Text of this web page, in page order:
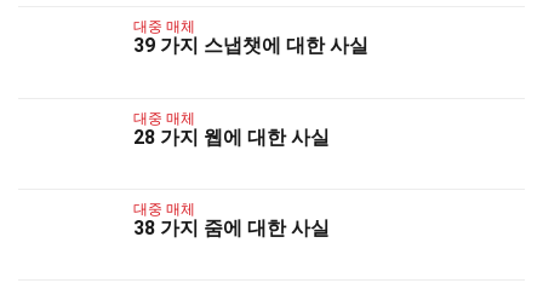
대중 매체
39 가지 스냅챗에 대한 사실
대중 매체
28 가지 웹에 대한 사실
대중 매체
38 가지 줌에 대한 사실